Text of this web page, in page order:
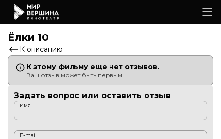
Ёлки 10
К описанию
К этому фильму еще нет отзывов.
Ваш отзыв может быть первым.
Задать вопрос или оставить отзыв
Имя
E-mail